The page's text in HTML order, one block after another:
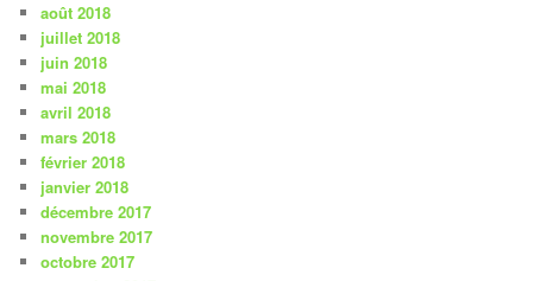
août 2018
juillet 2018
juin 2018
mai 2018
avril 2018
mars 2018
février 2018
janvier 2018
décembre 2017
novembre 2017
octobre 2017